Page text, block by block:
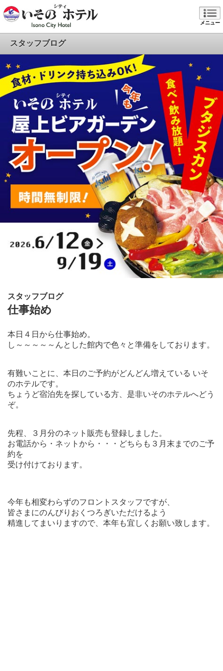
メニュー
スタッフブログ
スタッフブログ
仕事始め
本日４日から仕事始め。
し～～～～～んとした館内で色々と準備をしております。
有難いことに、本日のご予約がどんどん増えている いそ
のホテルです。
ちょうど宿泊先を探している方、是非いそのホテルへどう
ぞ。
先程、３月分のネット販売も登録しました。
お電話から・ネットから・・・どちらも３月末までのご予
約を
受け付けております。
今年も相変わらずのフロントスタッフですが、
皆さまにのんびりおくつろぎいただけるよう
精進してまいりますので、本年も宜しくお願い致します。